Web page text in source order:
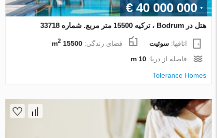
€ 40 000 000
هتل در Bodrum ، ترکیه 15500 متر مربع. شماره 33718
اتاقها:سوئیت فضای زندگی:15500 m
2
فاصله از دریا:10 m
Tolerance Homes